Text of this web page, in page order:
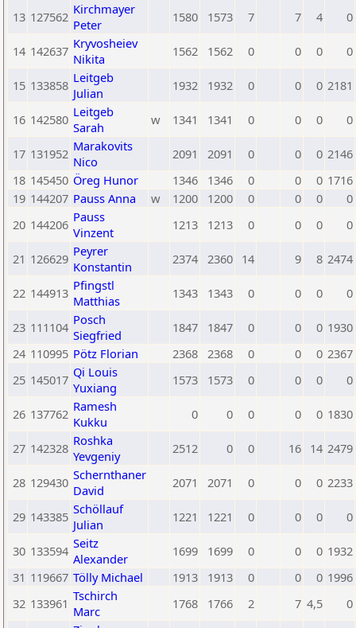
13 127562 Kirchmayer
Peter
1580 1573 7 7 4 0
14 142637 Kryvosheiev
Nikita
1562 1562 0 0 0 0
15 133858 Leitgeb
Julian
1932 1932 0 0 0 2181
16 142580 Leitgeb
Sarah
w 1341 1341 0 0 0 0
17 131952 Marakovits
Nico
2091 2091 0 0 0 2146
18 145450 Öreg Hunor 1346 1346 0 0 0 1716
19 144207 Pauss Anna w 1200 1200 0 0 0
0
20 144206 Pauss
Vinzent
1213 1213 0 0 0 0
21 126629 Peyrer
Konstantin
2374 2360 14 9 8 2474
22 144913 Pfingstl
Matthias
1343 1343 0 0 0 0
23 111104 Posch
Siegfried
1847 1847 0 0 0 1930
24 110995 Pötz Florian 2368 2368 0 0 0 2367
25 145017 Qi Louis
Yuxiang
1573 1573 0 0 0 0
26 137762 Ramesh
Kukku
0 0 0 0 0 1830
27 142328 Roshka
Yevgeniy
2512 0 0 16 14 2479
28 129430 Schernthaner
David
2071 2071 0 0 0 2233
29 143385 Schöllauf
Julian
1221 1221 0 0 0 0
30 133594 Seitz
Alexander
1699 1699 0 0 0 1932
31 119667 Tölly Michael 1913 1913 0 0 0 1996
32 133961 Tschirch
Marc
1768 1766 2 7 4,5
0